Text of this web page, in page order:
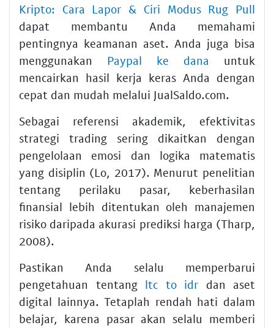
Kripto: Cara Lapor & Ciri Modus Rug Pull
dapat membantu Anda memahami
pentingnya keamanan aset. Anda juga bisa
menggunakan Paypal ke dana untuk
mencairkan hasil kerja keras Anda dengan
cepat dan mudah melalui JualSaldo.com.
Sebagai referensi akademik, efektivitas
strategi trading sering dikaitkan dengan
pengelolaan emosi dan logika matematis
yang disiplin (Lo, 2017). Menurut penelitian
tentang perilaku pasar, keberhasilan
finansial lebih ditentukan oleh manajemen
risiko daripada akurasi prediksi harga (Tharp,
2008).
Pastikan Anda selalu memperbarui
pengetahuan tentang ltc to idr dan aset
digital lainnya. Tetaplah rendah hati dalam
belajar, karena pasar akan selalu memberi